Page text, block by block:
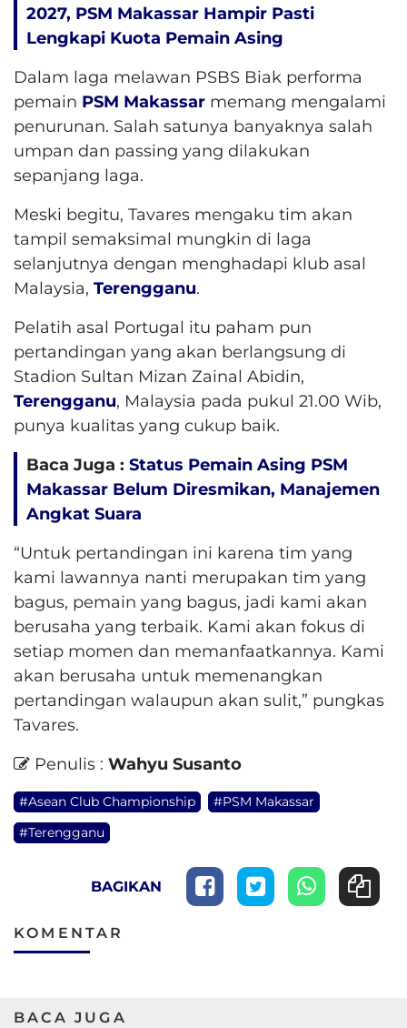
2027, PSM Makassar Hampir Pasti
Lengkapi Kuota Pemain Asing
Dalam laga melawan PSBS Biak performa
pemain PSM Makassar memang mengalami
penurunan. Salah satunya banyaknya salah
umpan dan passing yang dilakukan
sepanjang laga.
Meski begitu, Tavares mengaku tim akan
tampil semaksimal mungkin di laga
selanjutnya dengan menghadapi klub asal
Malaysia, Terengganu.
Pelatih asal Portugal itu paham pun
pertandingan yang akan berlangsung di
Stadion Sultan Mizan Zainal Abidin,
Terengganu, Malaysia pada pukul 21.00 Wib,
punya kualitas yang cukup baik.
Baca Juga : Status Pemain Asing PSM
Makassar Belum Diresmikan, Manajemen
Angkat Suara
“Untuk pertandingan ini karena tim yang
kami lawannya nanti merupakan tim yang
bagus, pemain yang bagus, jadi kami akan
berusaha yang terbaik. Kami akan fokus di
setiap momen dan memanfaatkannya. Kami
akan berusaha untuk memenangkan
pertandingan walaupun akan sulit,” pungkas
Tavares.
Penulis : Wahyu Susanto
#Asean Club Championship
#PSM Makassar
#Terengganu
BAGIKAN
KOMENTAR
BACA JUGA